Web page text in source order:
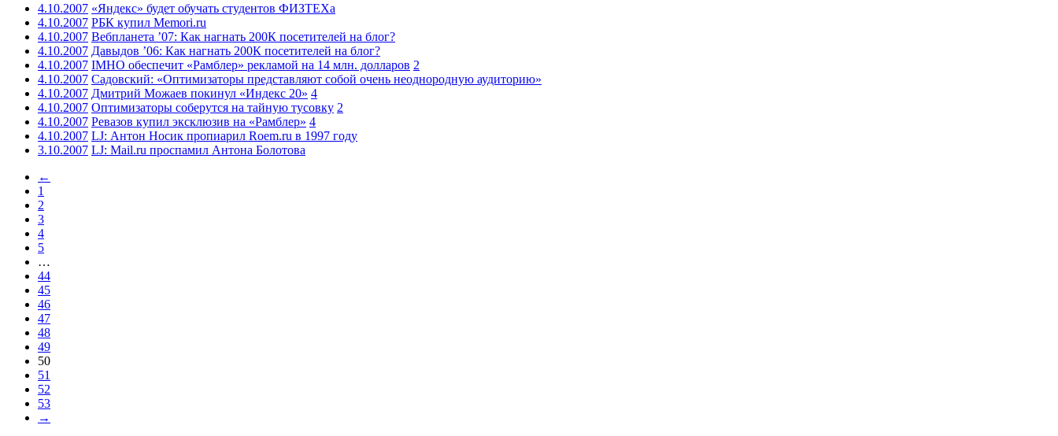
4.10.2007 «Яндекс» будет обучать студентов ФИЗТЕХа
4.10.2007 РБК купил Memori.ru
4.10.2007 Вебпланета ’07: Как нагнать 200К посетителей на блог?
4.10.2007 Давыдов ’06: Как нагнать 200К посетителей на блог?
4.10.2007 IMHO обеспечит «Рамблер» рекламой на 14 млн. долларов 2
4.10.2007 Садовский: «Оптимизаторы представляют собой очень неоднородную аудиторию»
4.10.2007 Дмитрий Можаев покинул «Индекс 20» 4
4.10.2007 Оптимизаторы соберутся на тайную тусовку 2
4.10.2007 Ревазов купил эксклюзив на «Рамблер» 4
4.10.2007 LJ: Антон Носик пропиарил Roem.ru в 1997 году
3.10.2007 LJ: Mail.ru проспамил Антона Болотова
←
1
2
3
4
5
…
44
45
46
47
48
49
50
51
52
53
→